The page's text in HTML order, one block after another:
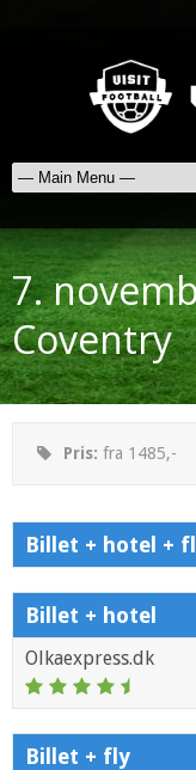
7.
Coventry
Pris: fra 1485,-
Billet + hotel +
Billet + hotel
Olkaexpress.dk
Billet + fly